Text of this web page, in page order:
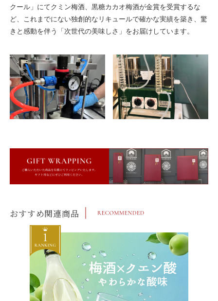
クール」にてクミン梅酒、黒糖カカオ梅酒が金賞を受賞するな
ど、これまでにない独創的なリキュールで確かな実績を築き、驚
きと感動を伴う「次世代の美味しさ」をお届けしています。
おすすめ関連商品